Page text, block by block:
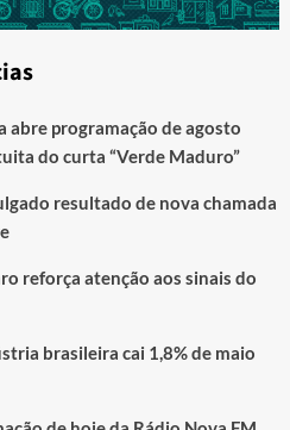
abre programação de agosto
do curta “Verde Maduro”
resultado de nova chamada
reforça atenção aos sinais do
brasileira cai 1,8% de maio